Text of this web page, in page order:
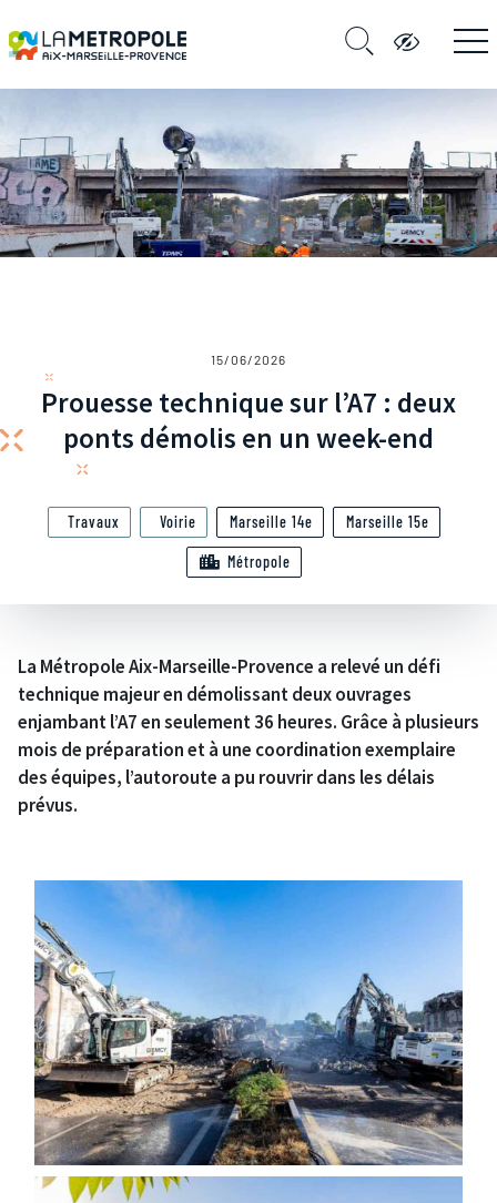
15/06/2026
Prouesse technique sur l’A7 : deux
ponts démolis en un week-end
Travaux Voirie Marseille 14e Marseille 15e
Métropole
La Métropole Aix-Marseille-Provence a relevé un défi
technique majeur en démolissant deux ouvrages
enjambant l’A7 en seulement 36 heures. Grâce à plusieurs
mois de préparation et à une coordination exemplaire
des équipes, l’autoroute a pu rouvrir dans les délais
prévus.